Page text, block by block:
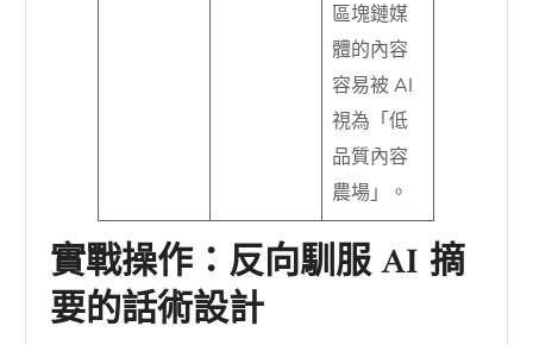
區塊鏈媒
體的內容
容易被 AI
視為「低
品質內容
農場」。
實戰操作：反向馴服 AI 摘
要的話術設計